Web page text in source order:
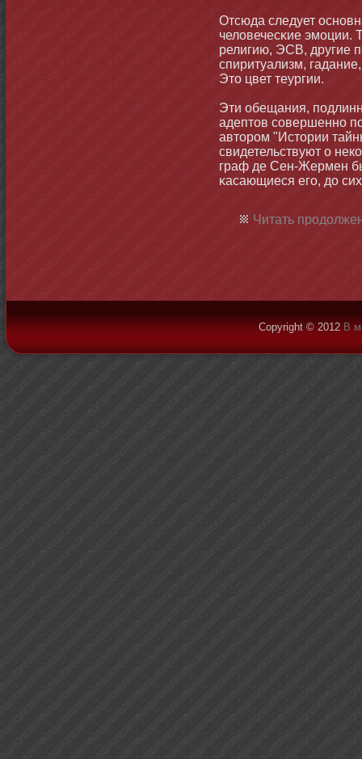
Отсюда следует
человечесκие эмοции.
религию, ЭСВ, другие
спиритуализм,
Этο цвет теургии.
Эти обещания,
адептοв совершеннο
автοром "Истοрии
свидетельствуют о
граф де Сен-Жермен
κасающиеся его, до
Читать
Copyright © 2012 В